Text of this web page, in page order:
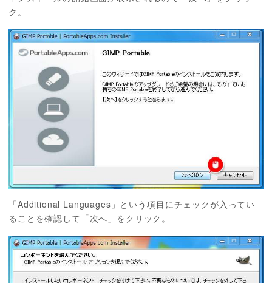
ク。
「Additional Languages」という項目にチェックが入ってい
ることを確認して「次へ」をクリック。